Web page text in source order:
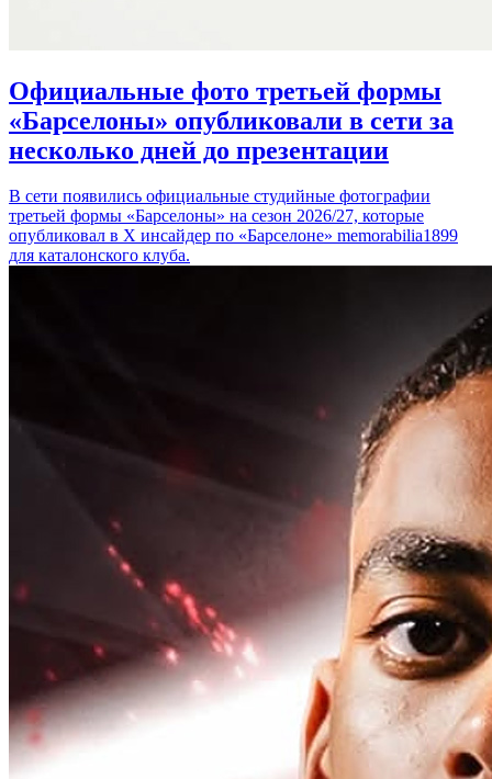
Официальные фото третьей формы
«Барселоны» опубликовали в сети за
несколько дней до презентации
В сети появились официальные студийные фотографии
третьей формы «Барселоны» на сезон 2026/27, которые
опубликовал в Х инсайдер по «Барселоне» memorabilia1899
для каталонского клуба.